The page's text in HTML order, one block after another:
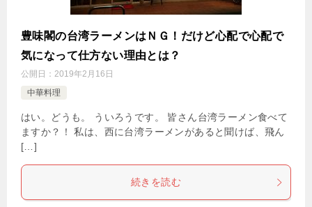
豊味閣の台湾ラーメンはＮＧ！だけど心配で心配で
気になって仕方ない理由とは？
公開日： 2019年2月16日
中華料理
はい。どうも。 ういろうです。 皆さん台湾ラーメン食べて
ますか？！ 私は、西に台湾ラーメンがあると聞けば、飛ん
[…]
続きを読む